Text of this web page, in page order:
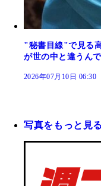
"秘書目線"で見る
が世の中と違うんで
2026年07月10日 06:30
写真をもっと見る